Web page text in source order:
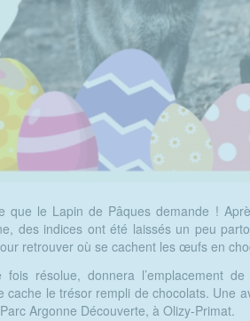
que le Lapin de Pâques demande !
des indices ont été laissés un peu
retrouver où se cachent les œufs en
résolue, donnera l’emplacement de
le trésor rempli de chocolats. Une
Argonne Découverte, à Olizy-Primat.